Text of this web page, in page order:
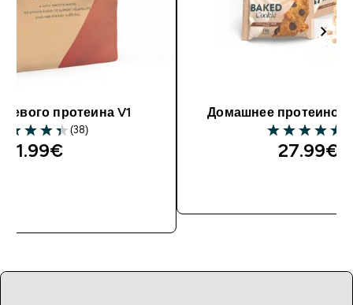
протеина V1
(38)
11.99€‎
Домашнее
27.99€‎